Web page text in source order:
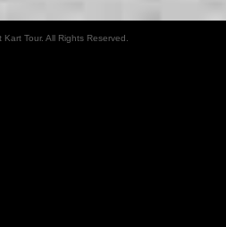
Tour. All Rights Reserved.